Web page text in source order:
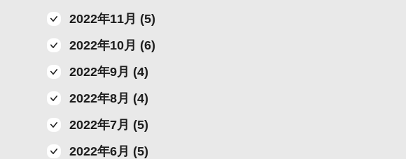
2022年11月 (5)
2022年10月 (6)
2022年9月 (4)
2022年8月 (4)
2022年7月 (5)
2022年6月 (5)